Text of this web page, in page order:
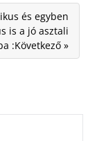
és egyben
is a jó asztali
:Következő »